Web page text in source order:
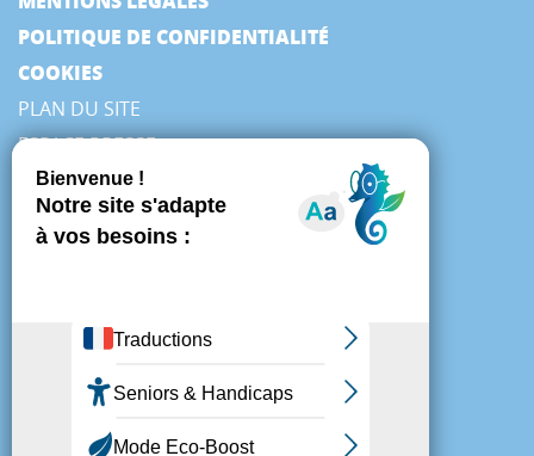
POLITIQUE DE CONFIDENTIALITÉ
COOKIES
PLAN DU SITE
ESPACE PRESSE